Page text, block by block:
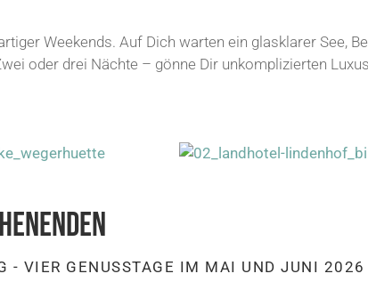
Weekends. Auf Dich warten ein glasklarer See,
oder drei Nächte – gönne Dir unkomplizierten
- VIER GENUSSTAGE IM MAI UND JUNI 2026